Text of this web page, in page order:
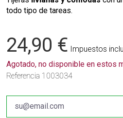
todo tipo de tareas.
24,90 € Impuestos
Agotado, no disponible en estos
Referencia 1003034